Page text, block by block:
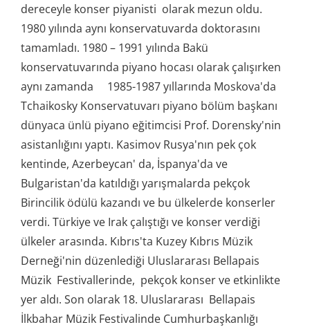
dereceyle konser piyanisti olarak mezun oldu.
1980 yılında aynı konservatuvarda doktorasını
tamamladı. 1980 – 1991 yılında Bakü
konservatuvarında piyano hocası olarak çalışırken
aynı zamanda 1985-1987 yıllarında Moskova'da
Tchaikosky Konservatuvarı piyano bölüm başkanı
dünyaca ünlü piyano eğitimcisi Prof. Dorensky'nin
asistanlığını yaptı. Kasimov Rusya'nın pek çok
kentinde, Azerbeycan' da, İspanya'da ve
Bulgaristan'da katıldığı yarışmalarda pekçok
Birincilik ödülü kazandı ve bu ülkelerde konserler
verdi. Türkiye ve Irak çalıştığı ve konser verdiği
ülkeler arasında. Kıbrıs'ta Kuzey Kıbrıs Müzik
Derneği'nin düzenlediği Uluslararası Bellapais
Müzik Festivallerinde, pekçok konser ve etkinlikte
yer aldı. Son olarak 18. Uluslararası Bellapais
İlkbahar Müzik Festivalinde Cumhurbaşkanlığı